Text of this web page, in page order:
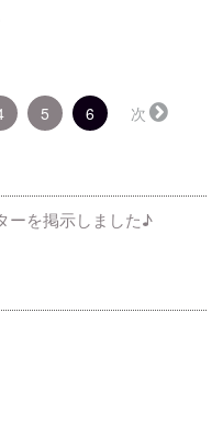
5 6（こ
の
ジ）
次
ーを掲示しました♪